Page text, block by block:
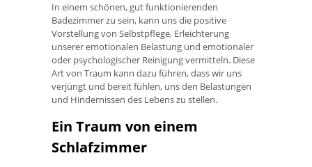
In einem schönen, gut funktionierenden
Badezimmer zu sein, kann uns die positive
Vorstellung von Selbstpflege, Erleichterung
unserer emotionalen Belastung und emotionaler
oder psychologischer Reinigung vermitteln. Diese
Art von Traum kann dazu führen, dass wir uns
verjüngt und bereit fühlen, uns den Belastungen
und Hindernissen des Lebens zu stellen.
Ein Traum von einem
Schlafzimmer